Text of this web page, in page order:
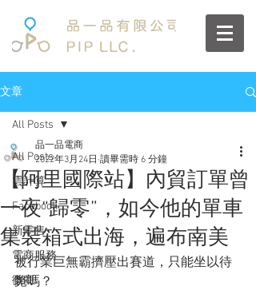
文章
All Posts
雲計算
Facebook
新零售
電商服務
微商
All Posts
【阿里國際站】內貿訂單曾
一夜“歸零”，如今他的單車
集裝箱式出海，遍布南美
品一品電商
2022年3月24日 讀畢需時 6 分鐘
被行業巨無霸擠壓出賽道，只能坐以待
斃嗎？